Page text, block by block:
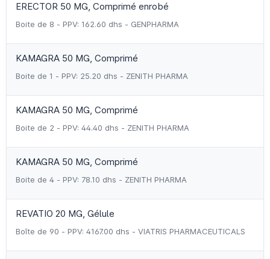
ERECTOR 50 MG, Comprimé enrobé
Boite de 8 - PPV: 162.60 dhs - GENPHARMA
KAMAGRA 50 MG, Comprimé
Boite de 1 - PPV: 25.20 dhs - ZENITH PHARMA
KAMAGRA 50 MG, Comprimé
Boite de 2 - PPV: 44.40 dhs - ZENITH PHARMA
KAMAGRA 50 MG, Comprimé
Boite de 4 - PPV: 78.10 dhs - ZENITH PHARMA
REVATIO 20 MG, Gélule
Boîte de 90 - PPV: 4167.00 dhs - VIATRIS PHARMACEUTICALS